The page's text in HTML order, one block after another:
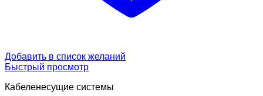
Добавить в список желаний
Быстрый просмотр
Кабеленесущие системы